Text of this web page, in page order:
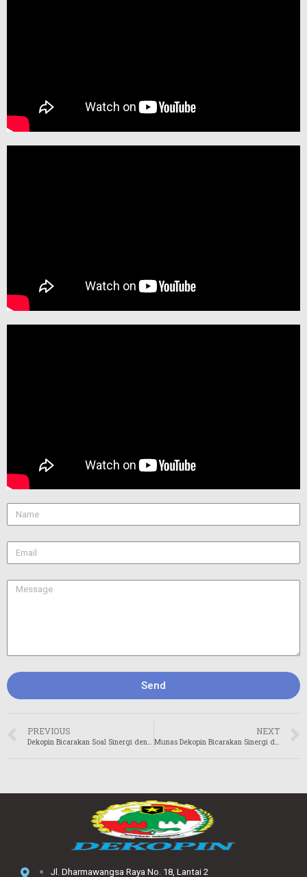
Send
PREVIOUS
Dekopin Bicarakan Soal Sinergi dengan Pemerintah Membangun Koperasi
NEXT
Munas Dekopin Bicarakan Sinergi dengan Pemerintah Membangun Koperasi
Jl. Dharmawangsa Raya No. 18, Lantai 2